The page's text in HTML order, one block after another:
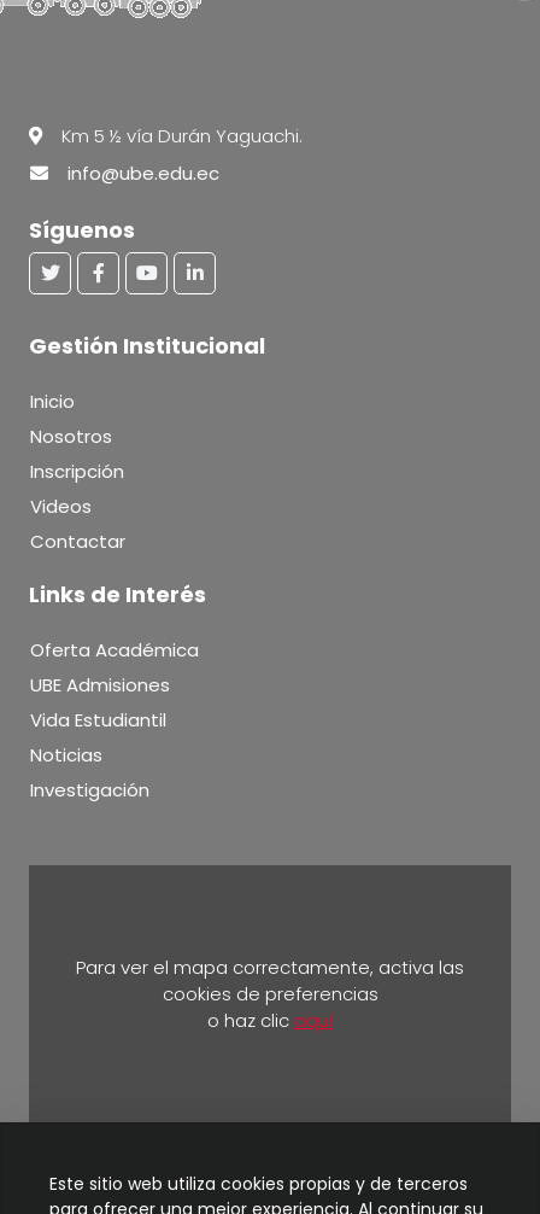
Km 5 ½ vía Durán Yaguachi.
info@ube.edu.ec
Síguenos
Gestión Institucional
Inicio
Nosotros
Inscripción
Videos
Contactar
Links de Interés
Oferta Académica
UBE Admisiones
Vida Estudiantil
Noticias
Investigación
Para ver el mapa correctamente, activa las
cookies de preferencias
o haz clic aquí
Km 5 ½ vía Durán Yaguachi.
Este sitio web utiliza cookies propias y de terceros
para ofrecer una mejor experiencia. Al continuar su